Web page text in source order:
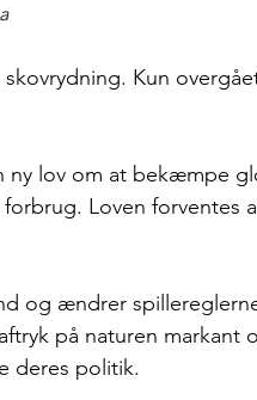
Kun
ny lov om at bekæmpe
Loven forventes
og ændrer
på naturen markant
deres politik.